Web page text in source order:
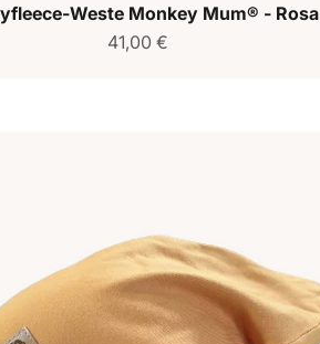
Weste Monkey Mum® - Rosa
Verkaufspreis
41,00 €